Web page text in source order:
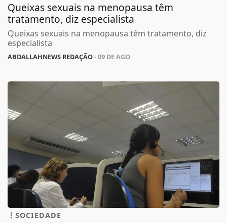
Queixas sexuais na menopausa têm
tratamento, diz especialista
Queixas sexuais na menopausa têm tratamento, diz
especialista
ABDALLAHNEWS REDAÇÃO- 09 DE AGO
SOCIEDADE